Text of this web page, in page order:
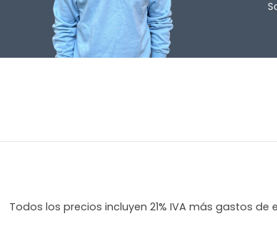
Todos los precios incluyen 21% IVA más gastos